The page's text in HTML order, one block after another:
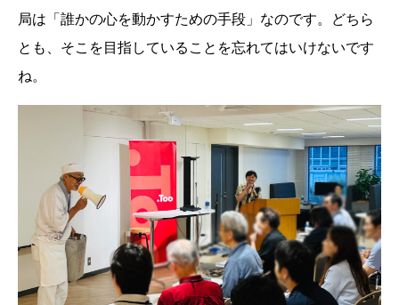
局は「誰かの心を動かすための手段」なのです。どちら
とも、そこを目指していることを忘れてはいけないです
ね。